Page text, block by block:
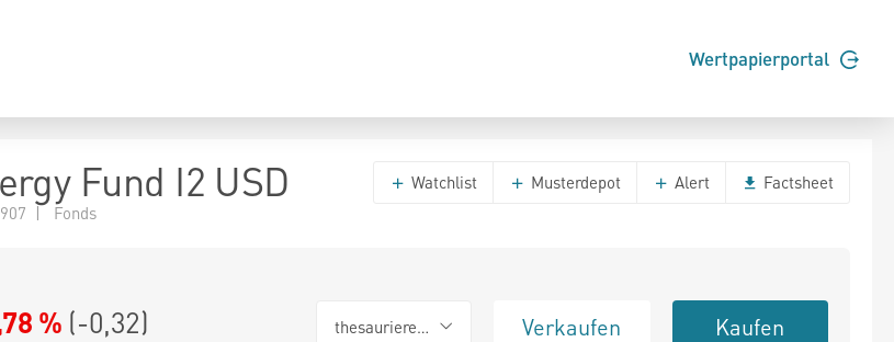
Wertpapierportal
Fund I2 USD
| Fonds
Watchlist Musterdepot Alert Factsheet
% (-0,32) thesaurierend Verkaufen Kaufen